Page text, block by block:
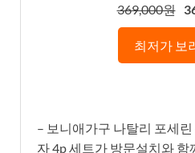
369,000원
최저가 보
– 보니애가구 나탈리 포세
자 4p 세트가 방문설치와 함